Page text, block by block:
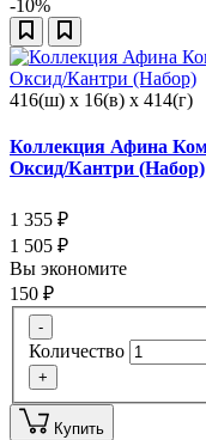
-10%
416(ш) x 16(в) x 414(г)
Коллекция Афина
Оксид/Кантри (Набор)
1 355 ₽
1 505 ₽
Вы экономите
150 ₽
-
Количество
+
Купить